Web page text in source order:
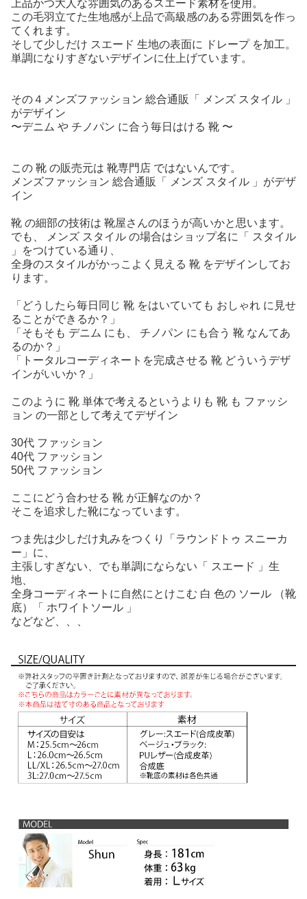
上品かつ大人な雰囲気のあるスエード素材を使用。
この毛羽立てた生地感が上品で高級感のある雰囲気を作っ
てくれます。
そして少しだけ スエード 生地の表面に ドレープ を加工。
単調になりすぎないデザインに仕上げています。
その４メンズファッション 総合通販「 メンズ スタイル 」
がデザイン
〜デニム や チノパン に合う毎日はける 靴 〜
この 靴 の販売元は 靴専門店 ではないんです。
メンズファッション 総合通販「 メンズ スタイル 」がデザ
イン
靴 の細部の技術は 靴屋さんのほうが高いかと思います。
でも、 メンズ スタイル の場合はショップ名に「 スタイル
」をつけている通り、
全身のスタイルがかっこよく見える 靴 をデザインしてお
ります。
「どうしたら毎日同じ 靴 をはいていても おしゃれ に見せ
ることができるか？」
「そもそも デニム にも、 チノパン にも合う 靴 なんてあ
るのか？」
「トータルコーディネートを完成させる 靴 どういうデザ
インがいいか？」
このように 靴 単体で考えるというよりも 靴 も ファッシ
ョン の一部として考えてデザイン
30代 ファッション
40代 ファッション
50代 ファッション
ここにどう合わせる 靴 が正解なのか？
そこを追求した靴になっています。
つま先は少しだけ丸みをつくり「ラウンドトゥ スニーカ
ー」に、
主張しすぎない、でも単調にならない「 スエード 」生
地、
全身コーディネートに自然にとけこむ 白 色の ソール （靴
底）「 ホワイトソール 」
などなど、、、